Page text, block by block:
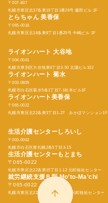
〒007-837
札幌市東区北37条東19丁目1番26号 藤田ビル 1F
とらちゃん 美香保
〒065-0018
札幌市東区北18条東8丁目1番25号 中嶋ビル 1F
ライオンハート 大谷地
〒004-0041
札幌市厚別区大谷地東6丁目3-50 北陽ビル102
ライオンハート 菊水
〒003-0805
札幌市白石区菊水5条1丁目7-1松本ビル1F
ライオンハート美香保
〒065-0022
札幌市東区北22条東3丁目1-27 みかほマンション1F
生活介護センターしろいし
〒003-0002
札幌市白石区東札幌2条5丁目3-15
生活介護センターもとまち
〒065-0022
札幌市東区北22条東15丁目1-12 元町福祉センター
就労継続支援Ｂ型 Mo’to-Ma’chi
〒065-0022
札幌市東区北22条東15丁目1-12 元町福祉センター